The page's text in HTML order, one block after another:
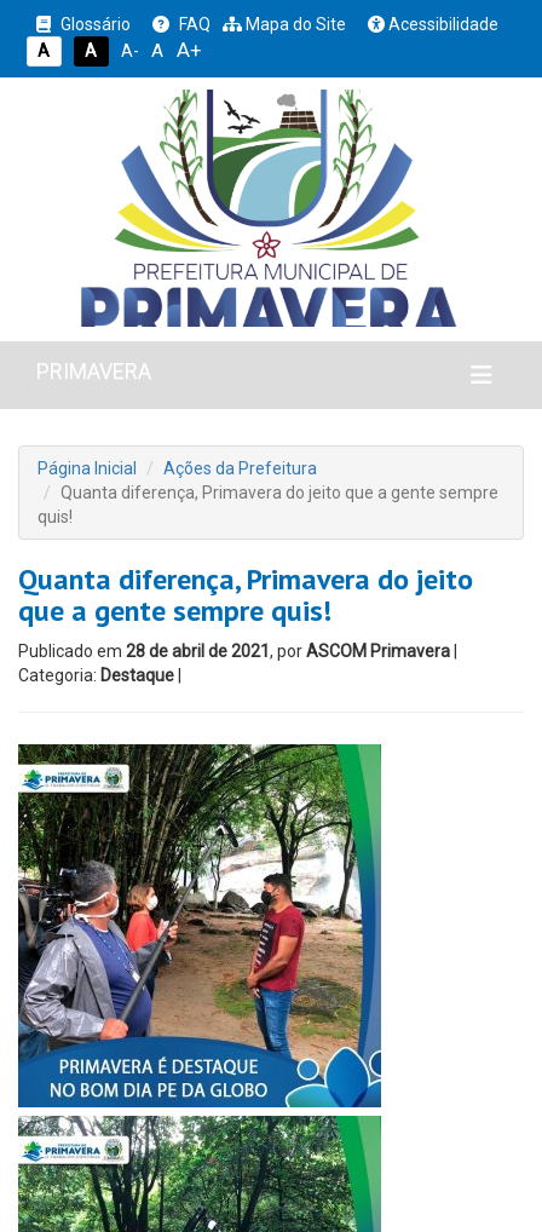
Glossário FAQ Mapa do Site
Acessibilidade
A
A A- A A+
PRIMAVERA
Página Inicial
Ações da Prefeitura
Quanta diferença, Primavera do jeito que a gente sempre
quis!
Quanta diferença, Primavera do jeito
que a gente sempre quis!
Publicado em 28 de abril de 2021 , porASCOM Primavera
Categoria: Destaque